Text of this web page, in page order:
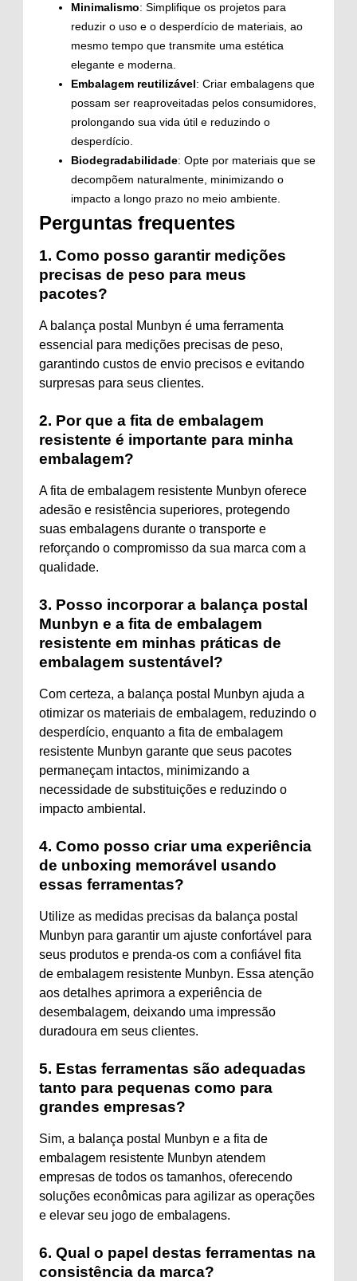
Minimalismo: Simplifique os projetos para
reduzir o uso e o desperdício de materiais, ao
mesmo tempo que transmite uma estética
elegante e moderna.
Embalagem reutilizável: Criar embalagens que
possam ser reaproveitadas pelos consumidores,
prolongando sua vida útil e reduzindo o
desperdício.
Biodegradabilidade: Opte por materiais que se
decompõem naturalmente, minimizando o
impacto a longo prazo no meio ambiente.
Perguntas frequentes
1. Como posso garantir medições
precisas de peso para meus
pacotes?
A balança postal Munbyn é uma ferramenta
essencial para medições precisas de peso,
garantindo custos de envio precisos e evitando
surpresas para seus clientes.
2. Por que a fita de embalagem
resistente é importante para minha
embalagem?
A fita de embalagem resistente Munbyn oferece
adesão e resistência superiores, protegendo
suas embalagens durante o transporte e
reforçando o compromisso da sua marca com a
qualidade.
3. Posso incorporar a balança postal
Munbyn e a fita de embalagem
resistente em minhas práticas de
embalagem sustentável?
Com certeza, a balança postal Munbyn ajuda a
otimizar os materiais de embalagem, reduzindo o
desperdício, enquanto a fita de embalagem
resistente Munbyn garante que seus pacotes
permaneçam intactos, minimizando a
necessidade de substituições e reduzindo o
impacto ambiental.
4. Como posso criar uma experiência
de unboxing memorável usando
essas ferramentas?
Utilize as medidas precisas da balança postal
Munbyn para garantir um ajuste confortável para
seus produtos e prenda-os com a confiável fita
de embalagem resistente Munbyn. Essa atenção
aos detalhes aprimora a experiência de
desembalagem, deixando uma impressão
duradoura em seus clientes.
5. Estas ferramentas são adequadas
tanto para pequenas como para
grandes empresas?
Sim, a balança postal Munbyn e a fita de
embalagem resistente Munbyn atendem
empresas de todos os tamanhos, oferecendo
soluções econômicas para agilizar as operações
e elevar seu jogo de embalagens.
6. Qual o papel destas ferramentas na
consistência da marca?